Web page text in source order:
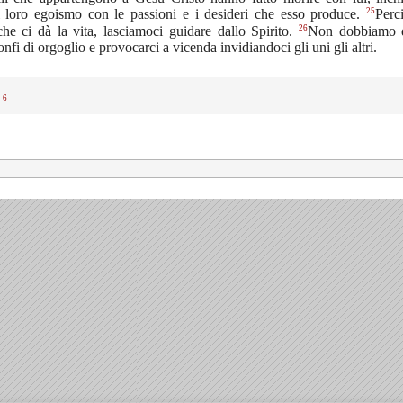
egoismo con le passioni e i desideri che esso produce.
25
ci dà la vita, lasciamoci guidare dallo Spirito.
26Non dobbiamo
di orgoglio e provocarci a vicenda invidiandoci gli uni gli altri.
6